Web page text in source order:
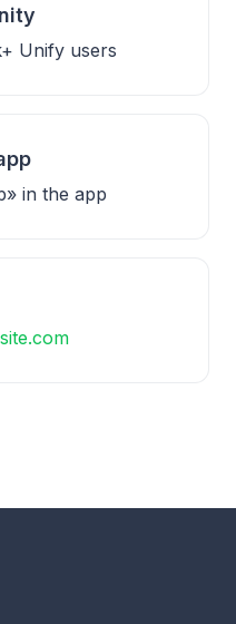
Unify users
in the app